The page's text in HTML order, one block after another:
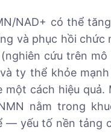
NAD+ có thể
và phục hồi chức
cứu trên mô
ty thể khỏe mạnh
một cách hiệu quả.
nằm trong
— yếu tố nền tảng